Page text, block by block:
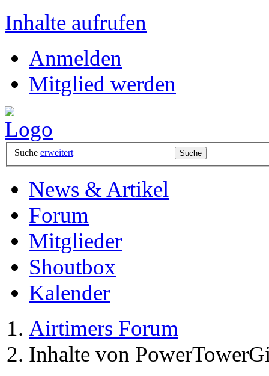
Inhalte aufrufen
Anmelden
Mitglied werden
Suche erweitert
News & Artikel
Forum
Mitglieder
Shoutbox
Kalender
Airtimers Forum
Inhalte von